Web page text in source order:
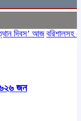
দিবস’ আজ বরিশালসহ
৬২৬ জন